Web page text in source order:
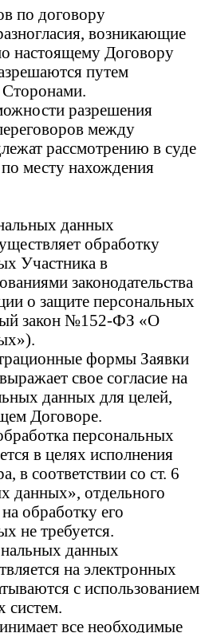
по договору
возникающие
настоящему Договору
путем
разрешения
между
рассмотрению в суде
месту нахождения
данных
обработку
Участника в
законодательства
о защите персональных
закон №152-ФЗ «О
формы Заявки
свое согласие на
данных для целей,
Договоре.
персональных
в целях исполнения
в соответствии со ст. 6
данных», отдельного
обработку его
не требуется.
данных
на электронных
с использованием
систем.
все необходимые